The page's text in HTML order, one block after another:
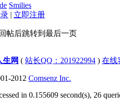
Smilies
| 立即注册
回帖后跳转到最后一页
生网 ( 站长QQ：201922994 ) 在线
2012 Comsenz Inc.
in 0.155609 second(s), 26